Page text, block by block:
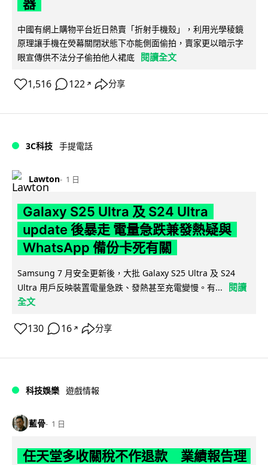
器
中國有網上購物平台近日熱賣「折射手機殼」，利用光學稜鏡
原理讓手機在熒幕關閉狀態下亦能側面偷拍，賣家更以暗示字
眼宣傳供不法分子偷拍他人裙底 閱讀全文
1,516 122 ↗ 分享
3C科技 手提電話
Lawton 1 日
Galaxy S25 Ultra 及 S24 Ultra
update 後暴走 電量急跌兼發熱疑與
WhatsApp 備份卡死有關
Samsung 7 月安全更新後，大批 Galaxy S25 Ultra 及 S24
Ultra 用戶反映裝置電量急跌、發熱甚至充電變慢。有...
閱讀
全文
130 16 ↗ 分享
科技娛樂 遊戲情報
藍骨 1 日
任天堂多收關稅不作退款 業績報告理